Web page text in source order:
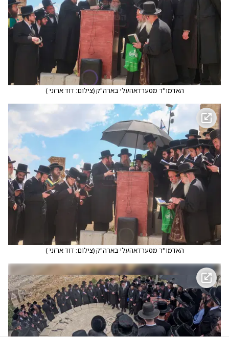
האדמו''ר מסערדאהעלי בארה"ק(צילום: דוד ארזני)
האדמו''ר מסערדאהעלי בארה"ק(צילום: דוד ארזני)